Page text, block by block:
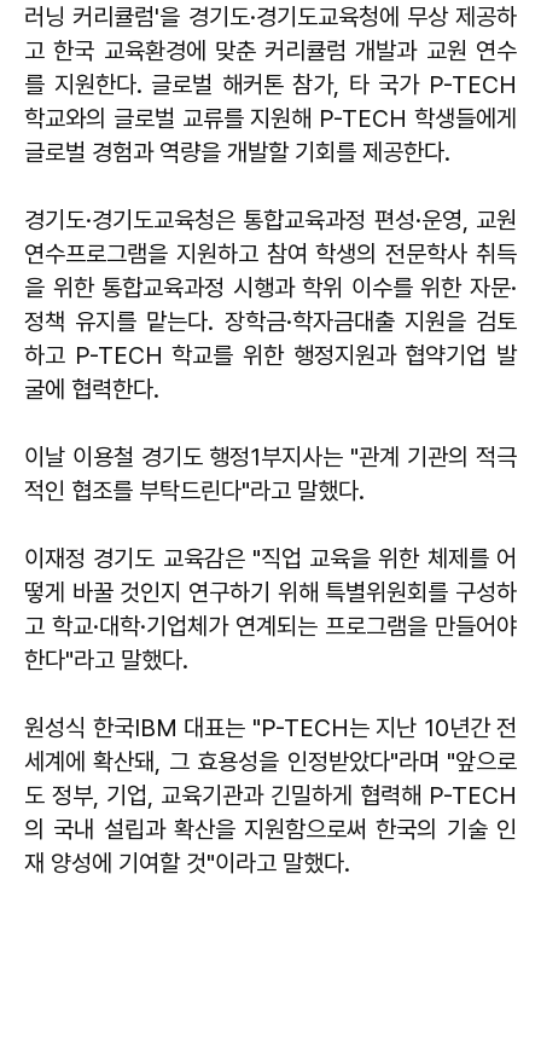
러닝 커리큘럼'을 경기도·경기도교육청에 무상 제공하
고 한국 교육환경에 맞춘 커리큘럼 개발과 교원 연수
를 지원한다. 글로벌 해커톤 참가, 타 국가 P-TECH
학교와의 글로벌 교류를 지원해 P-TECH 학생들에게
글로벌 경험과 역량을 개발할 기회를 제공한다.
경기도·경기도교육청은 통합교육과정 편성·운영, 교원
연수프로그램을 지원하고 참여 학생의 전문학사 취득
을 위한 통합교육과정 시행과 학위 이수를 위한 자문·
정책 유지를 맡는다. 장학금·학자금대출 지원을 검토
하고 P-TECH 학교를 위한 행정지원과 협약기업 발
굴에 협력한다.
이날 이용철 경기도 행정1부지사는 "관계 기관의 적극
적인 협조를 부탁드린다"라고 말했다.
이재정 경기도 교육감은 "직업 교육을 위한 체제를 어
떻게 바꿀 것인지 연구하기 위해 특별위원회를 구성하
고 학교·대학·기업체가 연계되는 프로그램을 만들어야
한다"라고 말했다.
원성식 한국IBM 대표는 "P-TECH는 지난 10년간 전
세계에 확산돼, 그 효용성을 인정받았다"라며 "앞으로
도 정부, 기업, 교육기관과 긴밀하게 협력해 P-TECH
의 국내 설립과 확산을 지원함으로써 한국의 기술 인
재 양성에 기여할 것"이라고 말했다.